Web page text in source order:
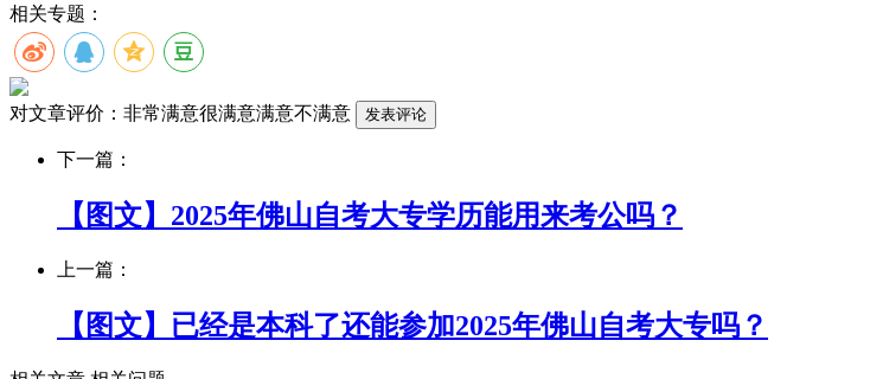
相关专题：
对文章评价： 非常满意很满意满意不满意
下一篇：
【图文】2025年佛山自考大专学历能用来考公吗？
上一篇：
【图文】已经是本科了还能参加2025年佛山自考大专吗？